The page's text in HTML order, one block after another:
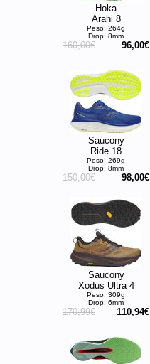
Hoka
Arahi 8
Peso: 264g
Drop: 8mm
160,00€ 96,00€
Saucony
Ride 18
Peso: 269g
Drop: 8mm
150,00€ 98,00€
Saucony
Xodus Ultra 4
Peso: 309g
Drop: 6mm
170,99€ 110,94€